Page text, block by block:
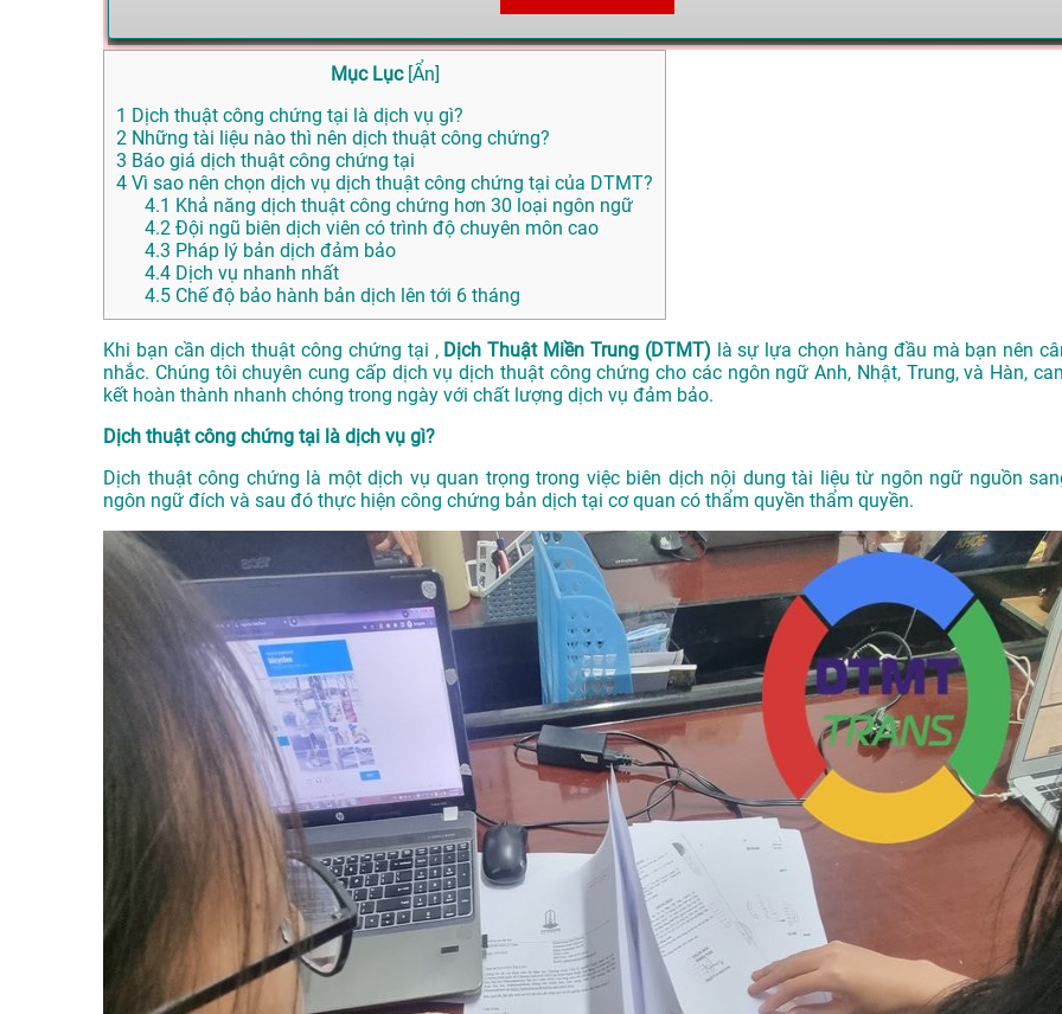
Mục Lục [Ẩn]
1 Dịch thuật công chứng tại là dịch vụ gì?
2 Những tài liệu nào thì nên dịch thuật công chứng?
3 Báo giá dịch thuật công chứng tại
4 Vì sao nên chọn dịch vụ dịch thuật công chứng tại của DTMT?
4.1 Khả năng dịch thuật công chứng hơn 30 loại ngôn ngữ
4.2 Đội ngũ biên dịch viên có trình độ chuyên môn cao
4.3 Pháp lý bản dịch đảm bảo
4.4 Dịch vụ nhanh nhất
4.5 Chế độ bảo hành bản dịch lên tới 6 tháng
Khi bạn cần dịch thuật công chứng tại , Dịch Thuật Miền Trung (DTMT) là sự lựa chọn hàng đầu mà bạn nên
nhắc. Chúng tôi chuyên cung cấp dịch vụ dịch thuật công chứng cho các ngôn ngữ Anh, Nhật, Trung, và Hàn,
kết hoàn thành nhanh chóng trong ngày với chất lượng dịch vụ đảm bảo.
Dịch thuật công chứng tại là dịch vụ gì?
Dịch thuật công chứng là một dịch vụ quan trọng trong việc biên dịch nội dung tài liệu từ ngôn ngữ nguồn
ngôn ngữ đích và sau đó thực hiện công chứng bản dịch tại cơ quan có thẩm quyền thẩm quyền.